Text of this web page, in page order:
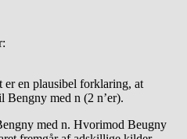
er en plausibel forklaring, at
Bengny med n (2 n’er).
med n. Hvorimod Beugny